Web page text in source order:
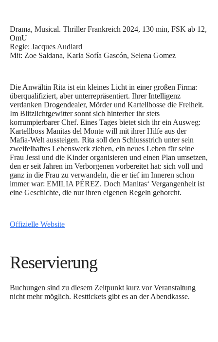
Drama, Musical. Thriller Frankreich 2024, 130 min, FSK ab 12,
OmU
Regie: Jacques Audiard
Mit: Zoe Saldana, Karla Sofía Gascón, Selena Gomez
Die Anwältin Rita ist ein kleines Licht in einer großen Firma:
überqualifiziert, aber unterrepräsentiert. Ihrer Intelligenz
verdanken Drogendealer, Mörder und Kartellbosse die Freiheit.
Im Blitzlichtgewitter sonnt sich hinterher ihr stets
korrumpierbarer Chef. Eines Tages bietet sich ihr ein Ausweg:
Kartellboss Manitas del Monte will mit ihrer Hilfe aus der
Mafia-Welt aussteigen. Rita soll den Schlussstrich unter sein
zweifelhaftes Lebenswerk ziehen, ein neues Leben für seine
Frau Jessi und die Kinder organisieren und einen Plan umsetzen,
den er seit Jahren im Verborgenen vorbereitet hat: sich voll und
ganz in die Frau zu verwandeln, die er tief im Inneren schon
immer war: EMILIA PÉREZ. Doch Manitas‘ Vergangenheit ist
eine Geschichte, die nur ihren eigenen Regeln gehorcht.
Offizielle Website
Reservierung
Buchungen sind zu diesem Zeitpunkt kurz vor Veranstaltung
nicht mehr möglich. Resttickets gibt es an der Abendkasse.